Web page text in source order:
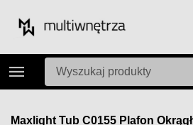
Maxlight Tub C0155 Plafon